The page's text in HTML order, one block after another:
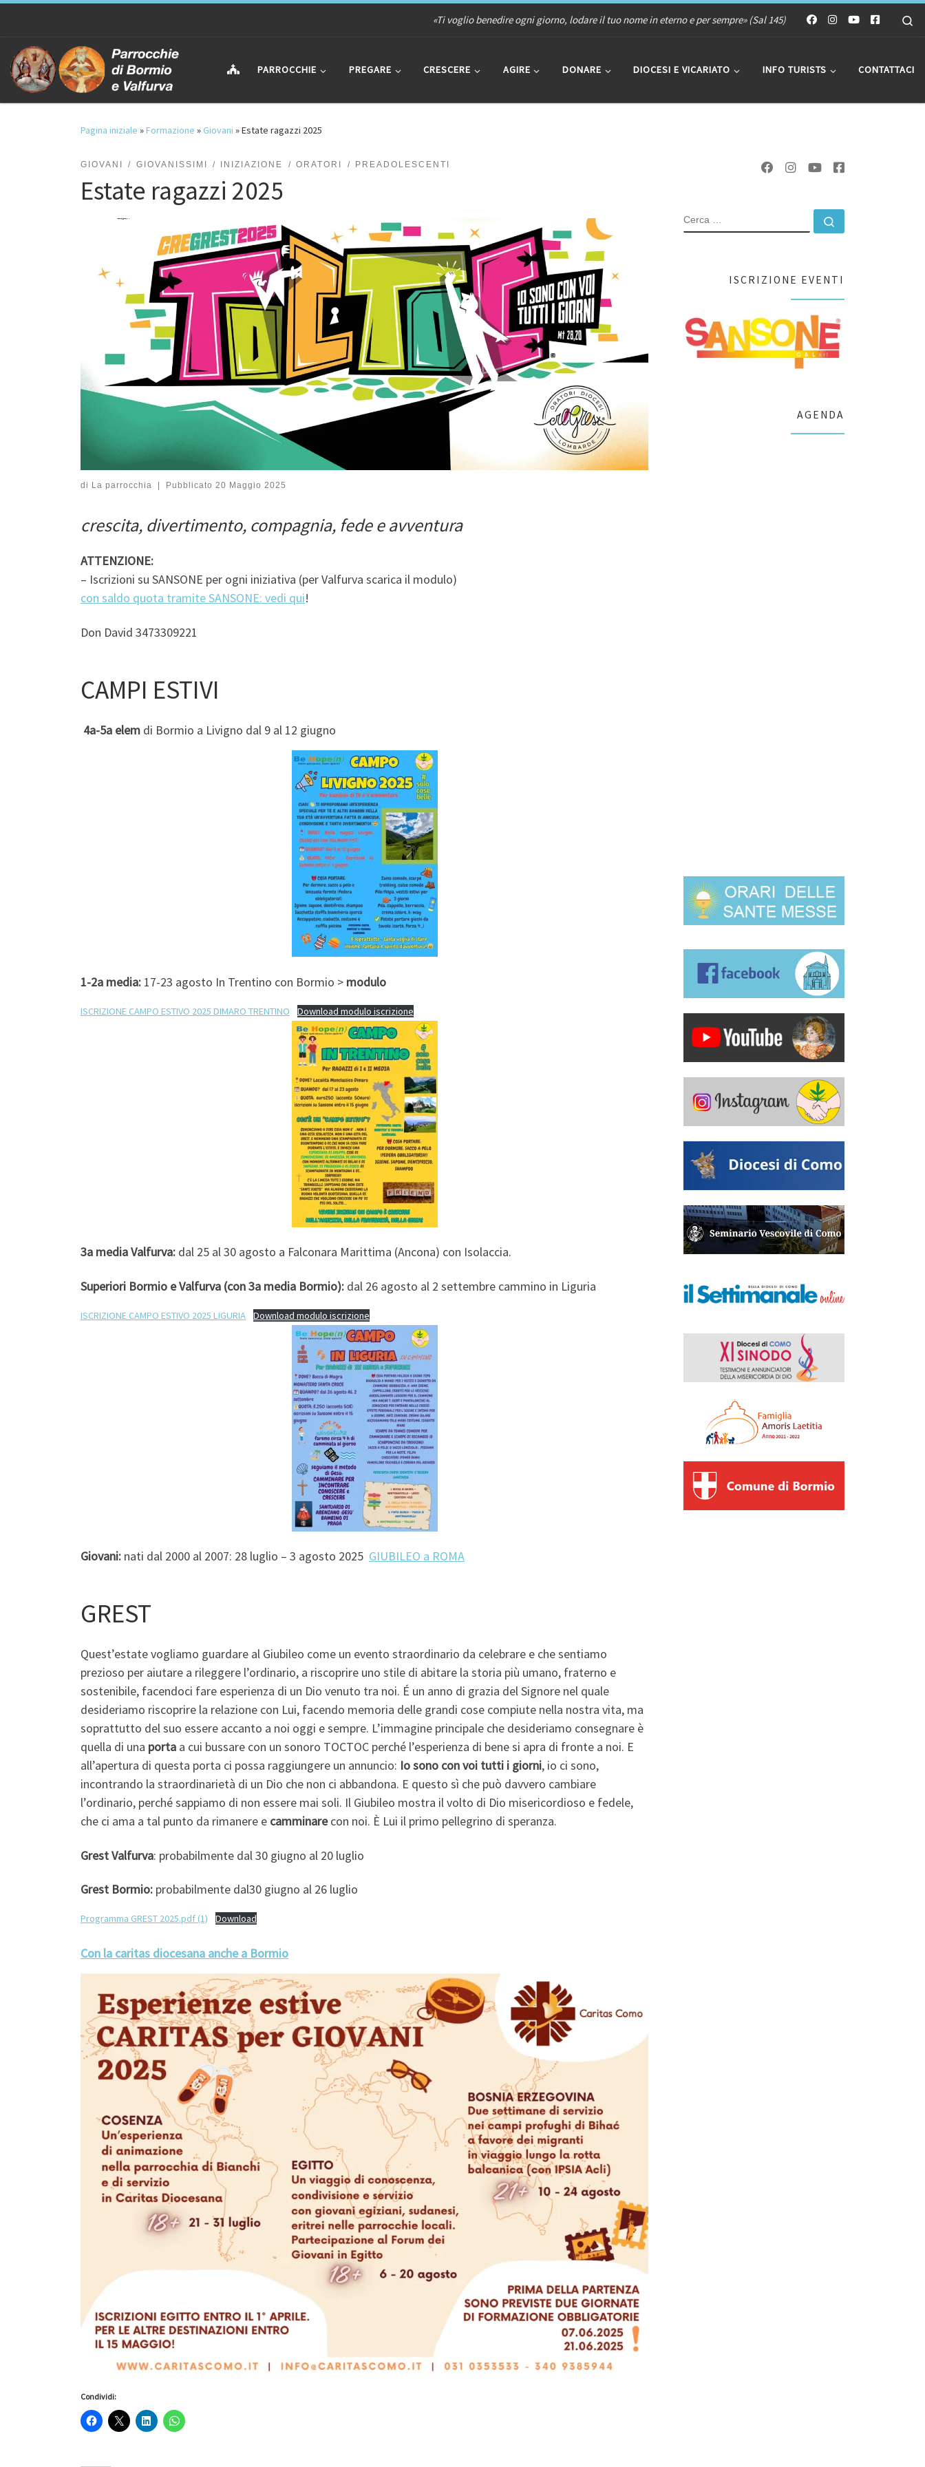
«Ti voglio benedire ogni giorno, lodare il tuo nome in eterno e per sempre» (Sal 145)
PARROCCHIE PREGARE CRESCERE AGIRE DONARE DIOCESI E VICARIATO INFO TURISTS CONTATTACI
Pagina iniziale »Formazione »Giovani »Estate ragazzi 2025
GIOVANI GIOVANISSIMI INIZIAZIONE ORATORI PREADOLESCENTI
Estate ragazzi 2025
di La parrocchia | Pubblicato 20 Maggio 2025
crescita, divertimento, compagnia, fede e avventura
ATTENZIONE:
– Iscrizioni su SANSONE per ogni iniziativa (per Valfurva scarica il modulo)
con saldo quota tramite SANSONE: vedi qui!
Don David 3473309221
CAMPI ESTIVI
4a-5a elem di Bormio a Livigno dal 9 al 12 giugno
1-2a media: 17-23 agosto In Trentino con Bormio > modulo
ISCRIZIONE CAMPO ESTIVO 2025 DIMARO TRENTINO Download modulo iscrizione
3a media Valfurva: dal 25 al 30 agosto a Falconara Marittima (Ancona) con Isolaccia.
Superiori Bormio e Valfurva (con 3a media Bormio): dal 26 agosto al 2 settembre cammino in Liguria
ISCRIZIONE CAMPO ESTIVO 2025 LIGURIA Download modulo iscrizione
Giovani: nati dal 2000 al 2007: 28 luglio – 3 agosto 2025 GIUBILEO a ROMA
GREST
Quest’estate vogliamo guardare al Giubileo come un evento straordinario da celebrare e che sentiamo
prezioso per aiutare a rileggere l’ordinario, a riscoprire uno stile di abitare la storia più umano, fraterno e
sostenibile, facendoci fare esperienza di un Dio venuto tra noi. É un anno di grazia del Signore nel quale
desideriamo riscoprire la relazione con Lui, facendo memoria delle grandi cose compiute nella nostra vita, ma
soprattutto del suo essere accanto a noi oggi e sempre. L’immagine principale che desideriamo consegnare è
quella di una porta a cui bussare con un sonoro TOCTOC perché l’esperienza di bene si apra di fronte a noi. E
all’apertura di questa porta ci possa raggiungere un annuncio: Io sono con voi tutti i giorni, io ci sono,
incontrando la straordinarietà di un Dio che non ci abbandona. E questo sì che può davvero cambiare
l’ordinario, perché sappiamo di non essere mai soli. Il Giubileo mostra il volto di Dio misericordioso e fedele,
che ci ama a tal punto da rimanere e camminarecon noi. È Lui il primo pellegrino di speranza.
Grest Valfurva: probabilmente dal 30 giugno al 20 luglio
Grest Bormio: probabilmente dal30 giugno al 26 luglio
Programma GREST 2025.pdf (1) Download
Con la caritas diocesana anche a Bormio
Condividi:
CERCA
ISCRIZIONE EVENTI
AGENDA